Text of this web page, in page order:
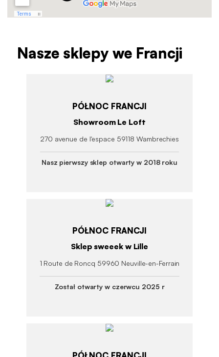
Nasze sklepy we Francji
PÓŁNOC FRANCJI
Showroom Le Loft
270 avenue de l'espace 59118 Wambrechies
Nasz pierwszy sklep otwarty w 2018 roku
PÓŁNOC FRANCJI
Sklep sweeek w Lille
1 Route de Roncq 59960 Neuville-en-Ferrain
Został otwarty w czerwcu 2025 r